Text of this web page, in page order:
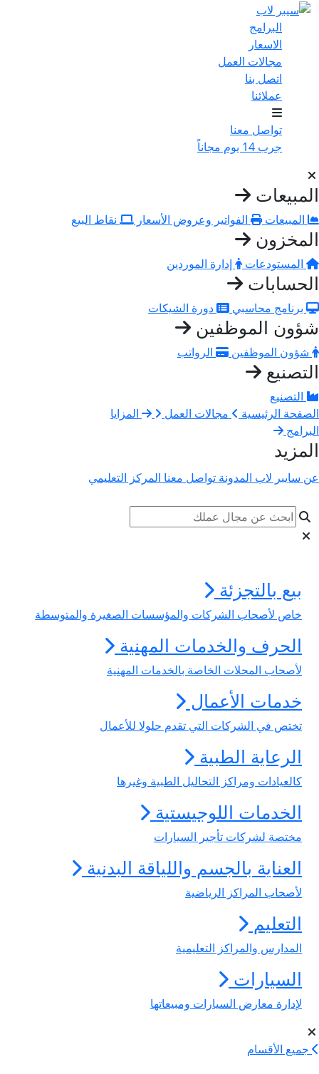
البرامج
الاسعار
مجالات العمل
اتصل بنا
عملائنا
تواصل معنا
جرب 14 يوم مجاناً
المبيعات الفواتير وعروض الأسعار نقاط البيع
المستودعات إدارة الموردين
برنامج محاسبي دورة الشيكات
الموظفين
الموظفين الرواتب
التصنيع
الرئيسية
مجالات العمل
المزايا
سايبر لابالمدونةتواصل معناالمركز التعليمي
بيع بالتجزئة
خاص لأصحاب الشركات والمؤسسات الصغيرة والمتوسطة
الحرف والخدمات المهنية
لأصحاب المحلات الخاصة بالخدمات المهنية
خدمات الأعمال
تختص في الشركات التي تقدم حلولا للأعمال
الرعاية الطبية
كالعيادات ومراكز التحاليل الطبية وغيرها
الخدمات اللوجيستية
مختصة لشركات تأجير السيارات
العناية بالجسم واللياقة البدنية
لأصحاب المراكز الرياضية
التعليم
المدارس والمراكز التعليمية
السيارات
لإدارة معارض السيارات ومبيعاتها
الأقسام